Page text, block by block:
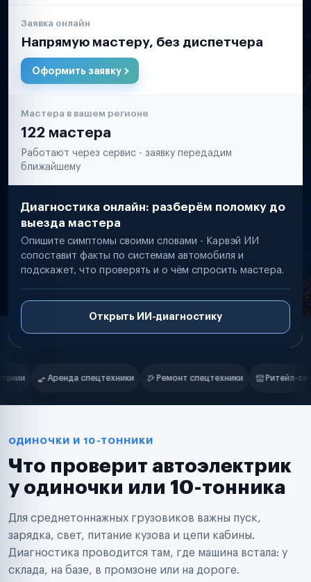
Заявка онлайн
Напрямую мастеру, без диспетчера
Оформить заявку
Мастера в вашем регионе
122 мастера
Работают через сервис - заявку передадим
ближайшему
Диагностика онлайн: разберём поломку до
выезда мастера
Опишите симптомы своими словами - Карвэй ИИ
сопоставит факты по системам автомобиля и
подскажет, что проверять и о чём спросить мастера.
Открыть ИИ-диагностику
Нам доверяют
Ремонт спецтехники Ритейл-сети Управляющие компании
Маркетплейсы
Таксопарки
Автодилеры
Поставщики запчастей
Аренда спецтехники
Ремонт спецтехники
Ритейл-сети
Управляющие компании
Страховые компании
ОДИНОЧКИ И 10-ТОННИКИ
Что проверит автоэлектрик
у одиночки или 10-тонника
Для среднетоннажных грузовиков важны пуск,
зарядка, свет, питание кузова и цепи кабины.
Диагностика проводится там, где машина встала: у
склада, на базе, в промзоне или на дороге.